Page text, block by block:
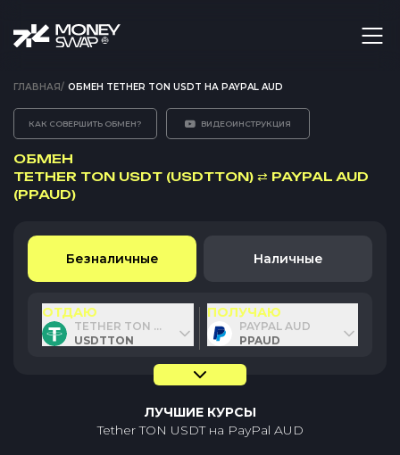
ГЛАВНАЯ/ ОБМЕН TETHER TON USDT НА PAYPAL AUD
КАК СОВЕРШИТЬ ОБМЕН? ВИДЕОИНСТРУКЦИЯ
ОБМЕН
TETHER TON USDT (USDTTON) ⇄ PAYPAL AUD
(PPAUD)
Безналичные Наличные
ОТДАЮ
TETHER TON USDT
USDTTON
ПОЛУЧАЮ
PAYPAL AUD
PPAUD
ЛУЧШИЕ КУРСЫ
Tether TON USDTна PayPal AUD